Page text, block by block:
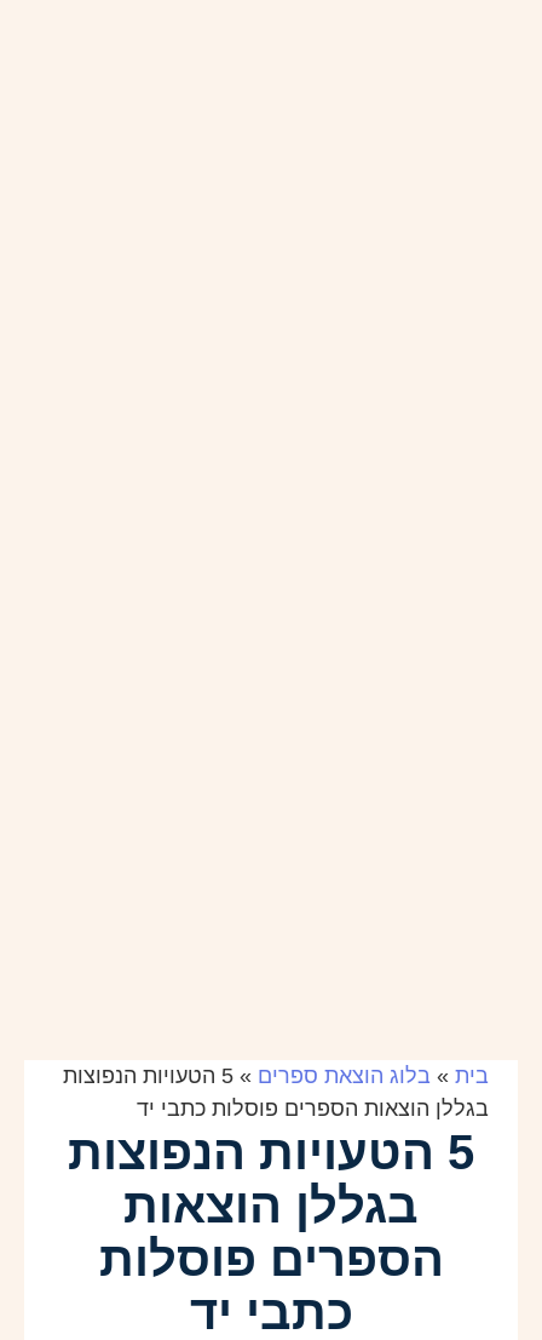
בית » בלוג הוצאת ספרים »
5 הטעויות הנפוצות
בגללן הוצאות הספרים פוסלות כתבי יד
5 הטעויות הנפוצות
בגללן הוצאות
הספרים פוסלות
כתבי יד